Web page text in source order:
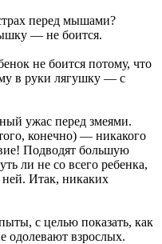
перед мышами?
— не боится.
не боится потому, что
в руки лягушку — с
ужас перед змеями.
конечно) — никакого
Подводят большую
ли не со всего ребенка,
Итак, никаких
с целью показать, как
одолевают взрослых.